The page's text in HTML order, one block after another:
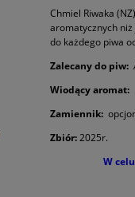
Chmiel Riwaka
aromatycznych
do każdego piwa
Zalecany do piw:
Wiodący aromat:
Zamiennik:
Zbiór:2025r.
W